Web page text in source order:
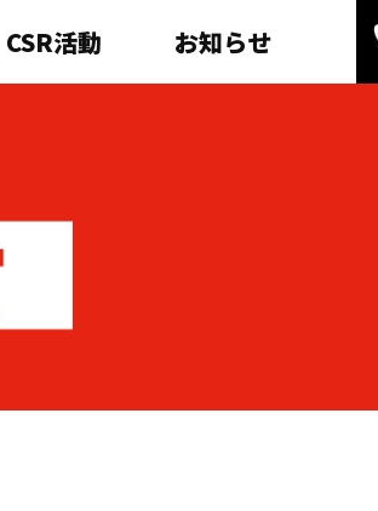
CSR活動 お知らせ